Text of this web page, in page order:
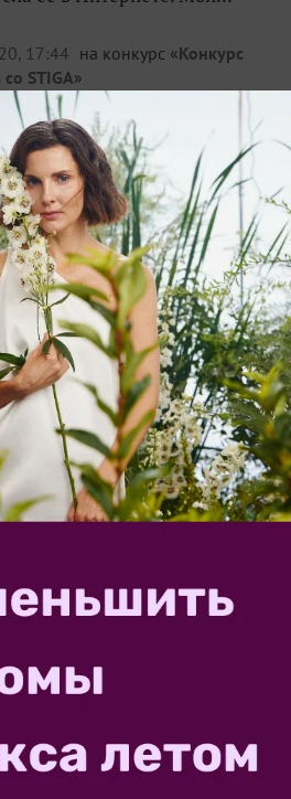
17:44 на конкурс «Конкурс
STIGA»
с кокосовой
приобрели кашпо с
вот такие. Кашпо
временем кокосовая вкладка
разлохмачивается,
вид. Старая...
13:04 в клуб «Клуб "Дача в
для тех, кому за..."»
ротанга для
с таким оплетенным дном,
дома. Пример кашпо
В наличии....
- 2023
две проблемы. Ничего не